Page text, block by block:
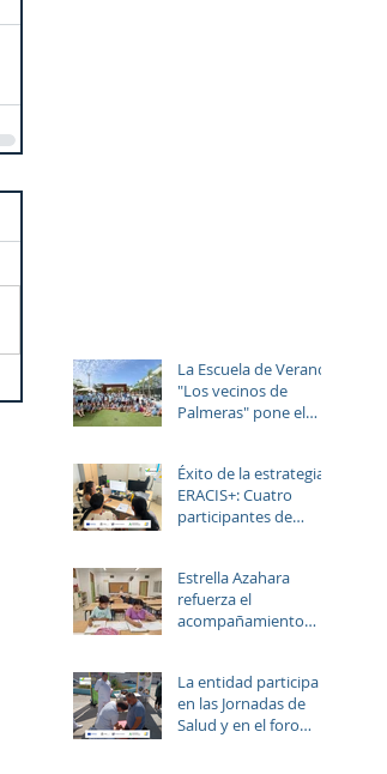
La Escuela de Verano
"Los vecinos de
Palmeras" pone el
convivencia y
diversión.
Éxito de la estrategia
ERACIS+: Cuatro
participantes de
el sector
sociosanitario
Estrella Azahara
refuerza el
acompañamiento
institutos y colegios
de la zona.
La entidad participa
en las Jornadas de
Salud y en el foro